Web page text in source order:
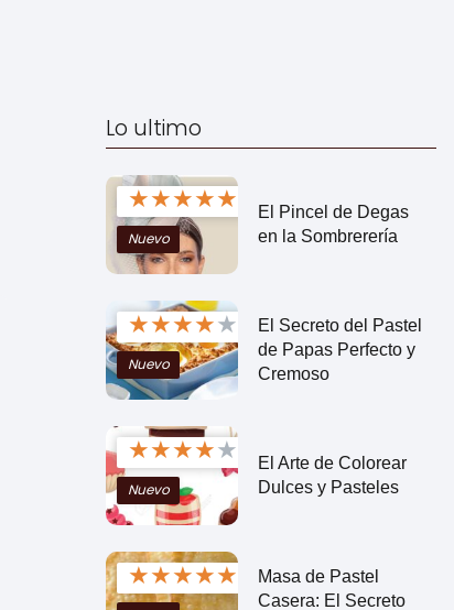
Lo ultimo
★★★★★
Nuevo
El Pincel de Degas
en la Sombrerería
★★★★★
Nuevo
El Secreto del Pastel
de Papas Perfecto y
Cremoso
★★★★★
Nuevo
El Arte de Colorear
Dulces y Pasteles
★★★★★
Masa de Pastel
Casera: El Secreto